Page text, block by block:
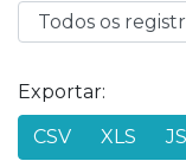
Exportar:
CSV
XLS